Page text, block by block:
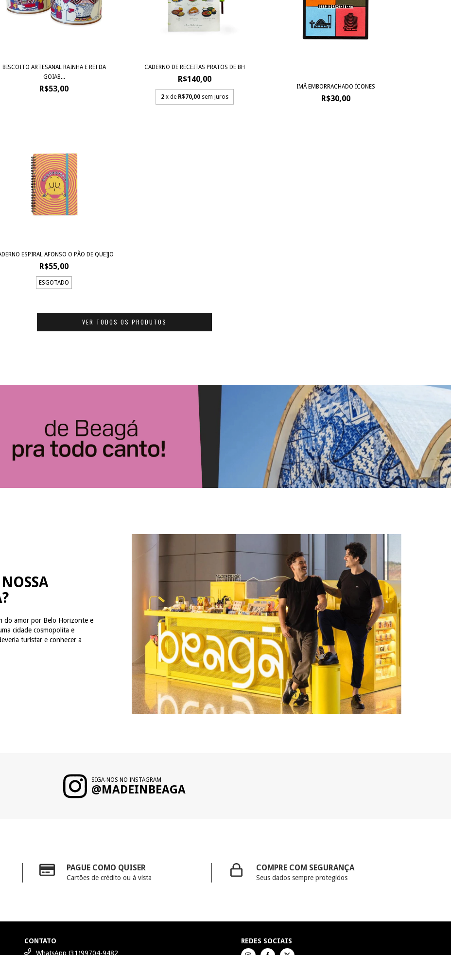
BISCOITO ARTESANAL RAINHA E REI DA
GOIAB...
R$53,00
CADERNO DE RECEITAS PRATOS DE BH
R$140,00
2 x de R$70,00 sem juros
IMÃ EMBORRACHADO ÍCONES
R$30,00
ESPIRAL AFONSO O PÃO DE QUEIJO
R$55,00
ESGOTADO
VER TODOS OS PRODUTOS
do amor por Belo Horizonte e
cidade cosmopolita e
turistar e conhecer a
SIGA-NOS NO INSTAGRAM
@MADEINBEAGA
PAGUE COMO QUISER
Cartões de crédito ou à vista
COMPRE COM SEGURANÇA
Seus dados sempre protegidos
CONTATO
WhatsApp (31)99704-9482
REDES SOCIAIS